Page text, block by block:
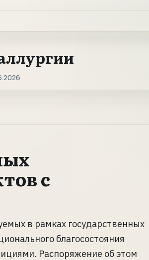
с
в рамках государственных
благосостояния
Распоряжение об этом